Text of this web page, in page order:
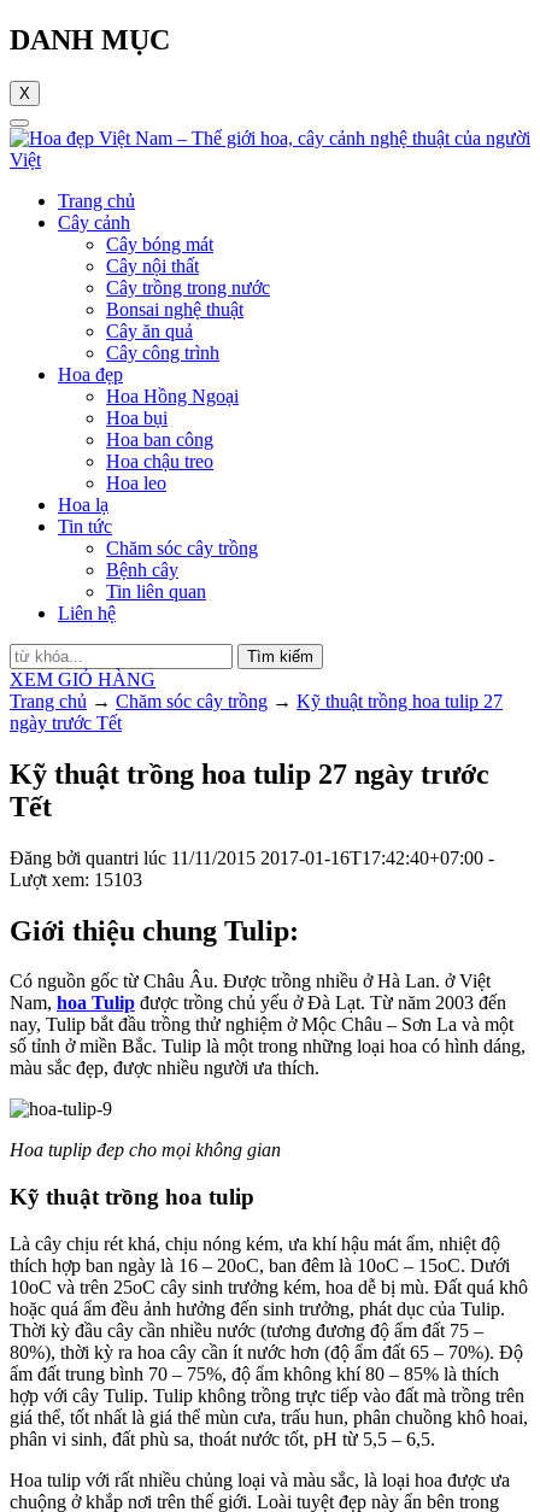
DANH MỤC
X
Trang chủ
Cây cảnh
Cây bóng mát
Cây nội thất
Cây trồng trong nước
Bonsai nghệ thuật
Cây ăn quả
Cây công trình
Hoa đẹp
Hoa Hồng Ngoại
Hoa bụi
Hoa ban công
Hoa chậu treo
Hoa leo
Hoa lạ
Tin tức
Chăm sóc cây trồng
Bệnh cây
Tin liên quan
Liên hệ
Tìm kiếm
XEM GIỎ HÀNG
Trang chủ → Chăm sóc cây trồng → Kỹ thuật trồng hoa tulip 27
ngày trước Tết
Kỹ thuật trồng hoa tulip 27 ngày trước
Tết
Đăng bởi quantri lúc 11/11/2015 2017-01-16T17:42:40+07:00 -
Lượt xem: 15103
Giới thiệu chung Tulip:
Có nguồn gốc từ Châu Âu. Được trồng nhiều ở Hà Lan. ở Việt
Nam, hoa Tulip được trồng chủ yếu ở Đà Lạt. Từ năm 2003 đến
nay, Tulip bắt đầu trồng thử nghiệm ở Mộc Châu – Sơn La và một
số tỉnh ở miền Bắc. Tulip là một trong những loại hoa có hình dáng,
màu sắc đẹp, được nhiều người ưa thích.
Hoa tuplip đep cho mọi không gian
Kỹ thuật trồng hoa tulip
Là cây chịu rét khá, chịu nóng kém, ưa khí hậu mát ẩm, nhiệt độ
thích hợp ban ngày là 16 – 20oC, ban đêm là 10oC – 15oC. Dưới
10oC và trên 25oC cây sinh trưởng kém, hoa dễ bị mù. Đất quá khô
hoặc quá ẩm đều ảnh hưởng đến sinh trưởng, phát dục của Tulip.
Thời kỳ đầu cây cần nhiều nước (tương đương độ ẩm đất 75 –
80%), thời kỳ ra hoa cây cần ít nước hơn (độ ẩm đất 65 – 70%). Độ
ẩm đất trung bình 70 – 75%, độ ẩm không khí 80 – 85% là thích
hợp với cây Tulip. Tulip không trồng trực tiếp vào đất mà trồng trên
giá thể, tốt nhất là giá thể mùn cưa, trấu hun, phân chuồng khô hoai,
phân vi sinh, đất phù sa, thoát nước tốt, pH từ 5,5 – 6,5.
Hoa tulip với rất nhiều chủng loại và màu sắc, là loại hoa được ưa
chuộng ở khắp nơi trên thế giới. Loài tuyệt đẹp này ẩn bên trong